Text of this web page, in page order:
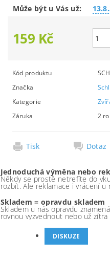
Může být u Vás už:
159 Kč
Kód produktu
Značka
Kategorie
Záruka
2
Tisk Dotaz
Jednoduchá výměna nebo
Někdy se prostě netrefíte do
rozbít. Ale reklamace i vrácení u
Skladem = opravdu skladem
Skladem u nás opravdu
rovnou vyzvednout nebo už
DISKUZE